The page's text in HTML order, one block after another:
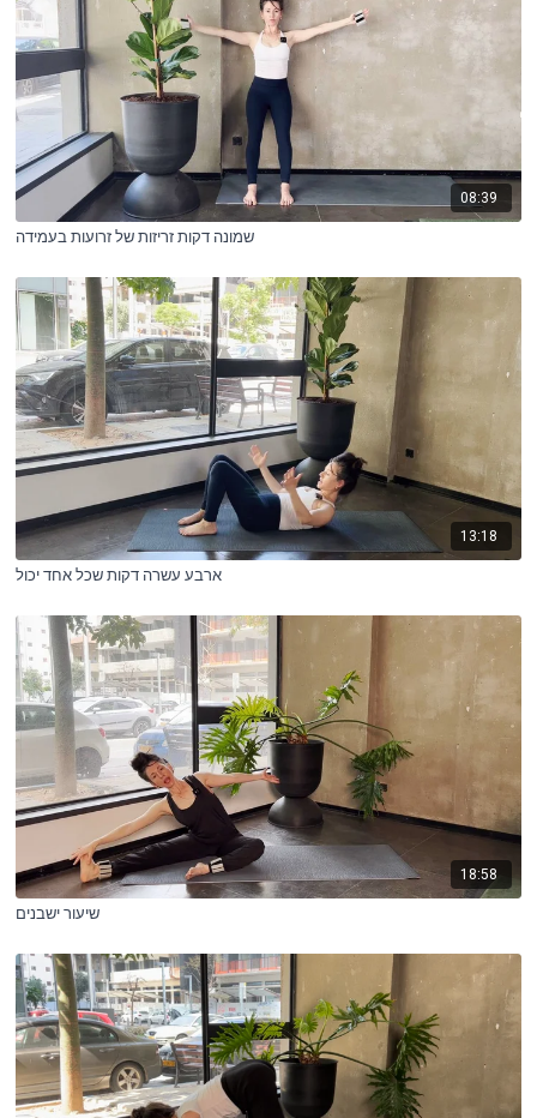
08:39
שמונה דקות זריזות של זרועות בעמידה
13:18
ארבע עשרה דקות שכל אחד יכול
18:58
שיעור ישבנים